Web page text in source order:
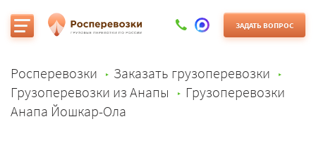
ЗАДАТЬ ВОПРОС
Росперевозки
Заказать грузоперевозки
Грузоперевозки из Анапы
Грузоперевозки
Анапа Йошкар-Ола